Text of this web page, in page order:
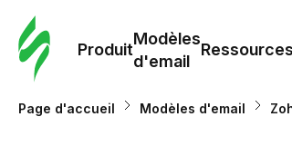
Produit
Modèles
d'email
Ressources
Page d'accueil Modèles d'email